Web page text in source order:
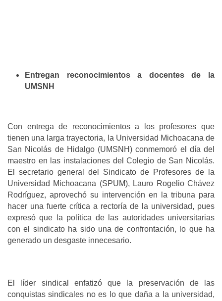
Entregan reconocimientos a docentes de la
UMSNH
Con entrega de reconocimientos a los profesores que
tienen una larga trayectoria, la Universidad Michoacana de
San Nicolás de Hidalgo (UMSNH) conmemoró el día del
maestro en las instalaciones del Colegio de San Nicolás.
El secretario general del Sindicato de Profesores de la
Universidad Michoacana (SPUM), Lauro Rogelio Chávez
Rodríguez, aprovechó su intervención en la tribuna para
hacer una fuerte crítica a rectoría de la universidad, pues
expresó que la política de las autoridades universitarias
con el sindicato ha sido una de confrontación, lo que ha
generado un desgaste innecesario.
El líder sindical enfatizó que la preservación de las
conquistas sindicales no es lo que daña a la universidad,